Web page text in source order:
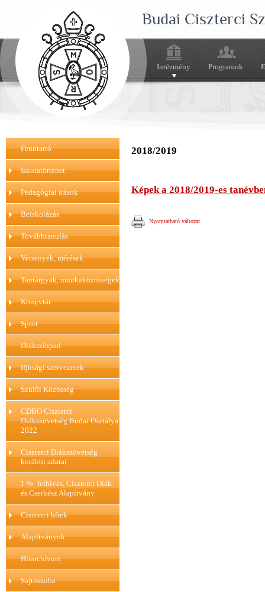
Budai Ciszterci
Intézmény Programok
Fenntartó
Iskolatörténet
Pedagógiai írások
Beiskolázás
Továbbtanulás
Versenyek, mérések
Tantárgyak, munkaközösségek
Könyvtár
Sport
Diákszínpad
Ifjúsági szervezetek
Szülői Közösség
CDBO Ciszterci
Diákszövetség Budai Osztálya
2022
Ciszterci Diákszövetség
korábbi adatai
1 %- felhívás, Ciszterci Diák
és Cserkész Alapítvány
Ciszterci hírek
Alapítványok
Hírarchívum
Sajtószoba
2018/2019
Képek a 2018/2019-es
Nyomtatható változat